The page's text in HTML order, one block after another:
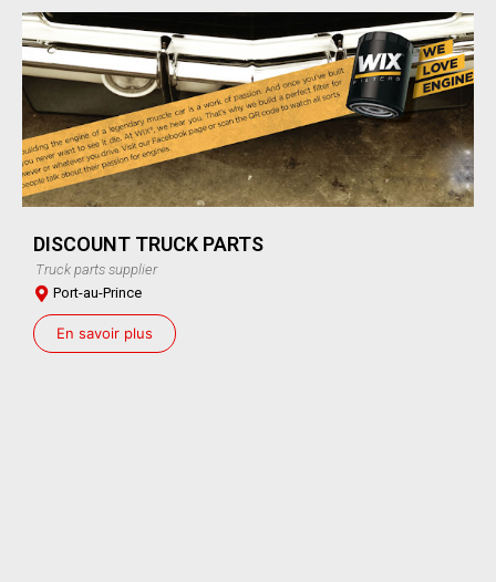
DISCOUNT TRUCK PARTS
Truck parts supplier
Port-au-Prince
En savoir plus